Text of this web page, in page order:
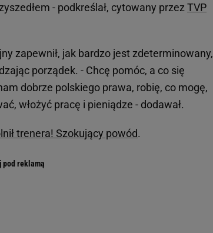
- podkreślał, cytowany przez TVP
zapewnił, jak bardzo jest zdeterminowany,
porządek. - Chcę pomóc, a co się
dobrze polskiego prawa, robię, co mogę,
włożyć pracę i pieniądze - dodawał.
trenera! Szokujący powód.